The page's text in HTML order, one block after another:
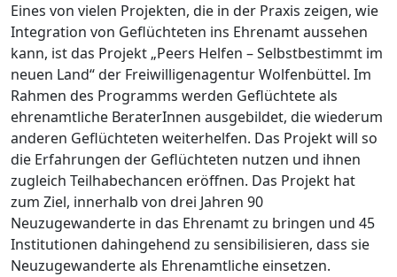
Eines von vielen Projekten, die in der Praxis zeigen, wie
Integration von Geflüchteten ins Ehrenamt aussehen
kann, ist das Projekt „Peers Helfen – Selbstbestimmt im
neuen Land“ der Freiwilligenagentur Wolfenbüttel. Im
Rahmen des Programms werden Geflüchtete als
ehrenamtliche BeraterInnen ausgebildet, die wiederum
anderen Geflüchteten weiterhelfen. Das Projekt will so
die Erfahrungen der Geflüchteten nutzen und ihnen
zugleich Teilhabechancen eröffnen. Das Projekt hat
zum Ziel, innerhalb von drei Jahren 90
Neuzugewanderte in das Ehrenamt zu bringen und 45
Institutionen dahingehend zu sensibilisieren, dass sie
Neuzugewanderte als Ehrenamtliche einsetzen.